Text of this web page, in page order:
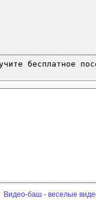
бесплатное
Видео-баш - веселые